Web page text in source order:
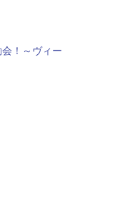
！～ヴィー